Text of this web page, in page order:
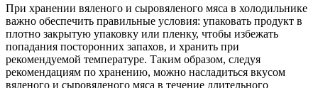
При хранении вяленого и сыровяленого мяса в холодильнике
важно обеспечить правильные условия: упаковать продукт в
плотно закрытую упаковку или пленку, чтобы избежать
попадания посторонних запахов, и хранить при
рекомендуемой температуре. Таким образом, следуя
рекомендациям по хранению, можно насладиться вкусом
вяленого и сыровяленого мяса в течение длительного